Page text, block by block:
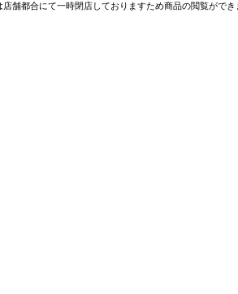
店舗都合にて一時閉店しておりますため商品の閲覧ができ